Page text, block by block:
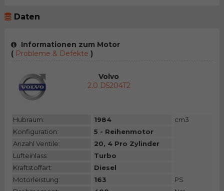
Daten
Informationen zum Motor
(Probleme & Defekte )
Volvo
2.0 D5204T2
Hubraum: 1984
cm3
Konfiguration:
5 - Reihenmotor
Anzahl Ventile:
20, 4 Pro Zylinder
Lufteinlass:
Turbo
Kraftstoffart:
Diesel
Motorleistung:
163
PS